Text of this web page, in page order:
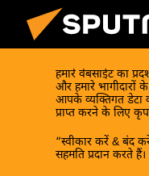
हमारे वेबसाईट का
और हमारे भागीदारों
आपके व्यक्तिगत डेटा
प्राप्त करने के लिए
“स्वीकार करें & बंद
सहमति प्रदान करते हैं।